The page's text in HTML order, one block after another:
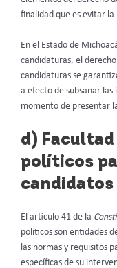
finalidad que es evitar la
En el Estado de
candidaturas, el
candidaturas se
a efecto de subsanar
momento de presentar
d)
políticos
candidatos
El artículo 41 de la
políticos son entidades
las normas y requisitos
específicas de su